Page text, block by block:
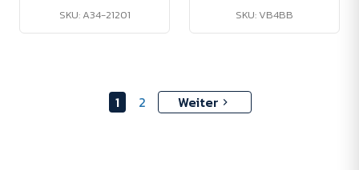
SKU: A34-21201 SKU: VB4BB
1 2 Weiter